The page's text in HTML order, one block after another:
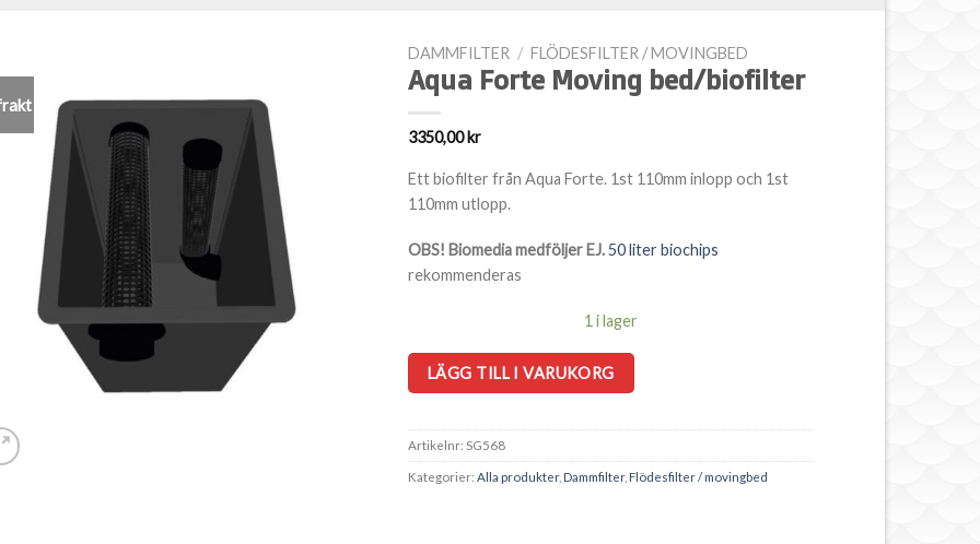
DAMMFILTER / FLÖDESFILTER / MOVINGBED
Aqua Forte Moving bed/biofilter
3350,00kr
Ett biofilter från Aqua Forte. 1st 110mm inlopp och 1st
110mm utlopp.
OBS! Biomedia medföljer EJ.50 liter biochips
rekommenderas
1 i lager
LÄGG TILL I VARUKORG
Artikelnr: SG568
Kategorier: Alla produkter, Dammfilter, Flödesfilter / movingbed